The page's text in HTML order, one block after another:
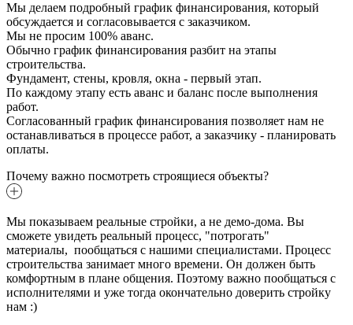
Мы делаем подробный график финансирования, который
обсуждается и согласовывается с заказчиком.
Мы не просим 100% аванс.
Обычно график финансирования разбит на этапы
строительства.
Фундамент, стены, кровля, окна - первый этап.
По каждому этапу есть аванс и баланс после выполнения
работ.
Согласованный график финансирования позволяет нам не
останавливаться в процессе работ, а заказчику - планировать
оплаты.
Почему важно посмотреть строящиеся объекты?
Мы показываем реальные стройки, а не демо-дома. Вы
сможете увидеть реальный процесс, "потрогать"
материалы, пообщаться с нашими специалистами. Процесс
строительства занимает много времени. Он должен быть
комфортным в плане общения. Поэтому важно пообщаться с
исполнителями и уже тогда окончательно доверить стройку
нам :)